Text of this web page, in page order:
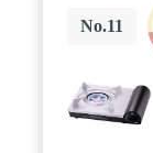
No.11